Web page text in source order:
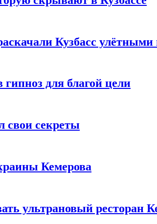
Кузбасс улётными
для благой цели
свои секреты
Кемерова
ультрановый ресторан